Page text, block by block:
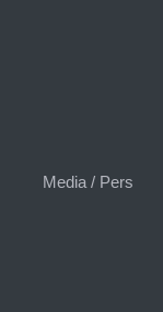
Media / Pers